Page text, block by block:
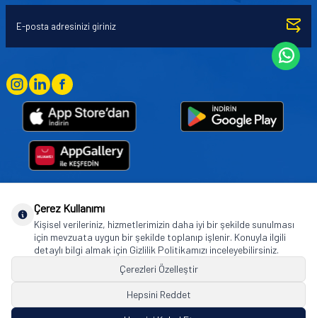
Goodyear (and Winged Foot Design) are trademarks of or licensed to The Goodyear
Tire & Rubber Company used under license by Basbug Group Company,
Istanbul/Türkiye. © 2026 The Goodyear Tire & Rubber Company.
Çerez Kullanımı
Kişisel verileriniz, hizmetlerimizin daha iyi bir şekilde sunulması
için mevzuata uygun bir şekilde toplanıp işlenir. Konuyla ilgili
detaylı bilgi almak için Gizlilik Politikamızı inceleyebilirsiniz.
Çerezleri Özelleştir
Hepsini Reddet